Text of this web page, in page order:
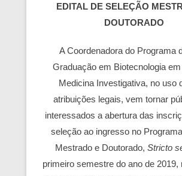
EDITAL DE SELEÇÃO
DOUTORADO
A Coordenadora do Programa
Graduação em Biotecnologia
Medicina Investigativa, no uso
atribuições legais, vem tornar
interessados a abertura das
seleção ao ingresso no
Mestrado e Doutorado, Stricto
primeiro semestre do ano de 2019,